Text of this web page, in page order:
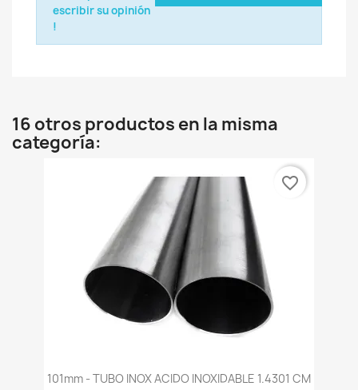
escribir su opinión
!
16 otros productos en la misma
categoría:
101mm - TUBO INOX ACIDO INOXIDABLE 1.4301 CM
favorite_border